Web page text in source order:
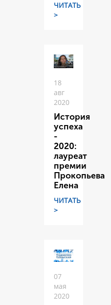
ЧИТАТЬ
>
18
авг
2020
История
успеха
-
2020:
лауреат
премии
Прокопьева
Елена
ЧИТАТЬ
>
07
мая
2020